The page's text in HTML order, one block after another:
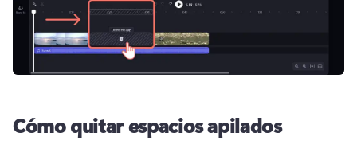
Cómo quitar espacios apilados